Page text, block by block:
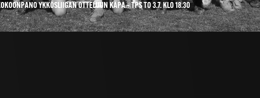
YKKÖSLIIGAN OTTELUUN KÄPA – TPS TO 3.7. KLO 18.30